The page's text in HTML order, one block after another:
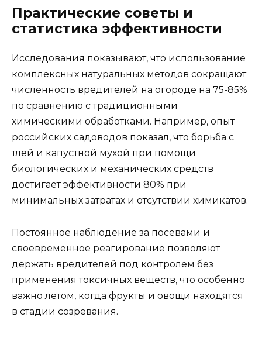
Практические советы и
статистика эффективности
Исследования показывают, что использование
комплексных натуральных методов сокращают
численность вредителей на огороде на 75-85%
по сравнению с традиционными
химическими обработками. Например, опыт
российских садоводов показал, что борьба с
тлей и капустной мухой при помощи
биологических и механических средств
достигает эффективности 80% при
минимальных затратах и отсутствии химикатов.
Постоянное наблюдение за посевами и
своевременное реагирование позволяют
держать вредителей под контролем без
применения токсичных веществ, что особенно
важно летом, когда фрукты и овощи находятся
в стадии созревания.